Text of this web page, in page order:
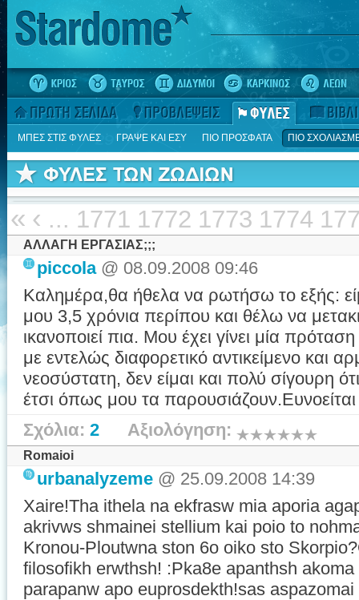
ΜΠΕΣ ΣΤΙΣ ΦΥΛΕΣ ΓΡΑΨΕ ΚΑΙ ΕΣΥ ΠΙΟ ΠΡΟΣΦΑΤΑ ΠΙΟ
« ‹ ... 1771 1772 1773 1774
ΑΛΛΑΓΗ ΕΡΓΑΣΙΑΣ;;;
piccola@ 08.09.2008 09:46
Καλημέρα,θα ήθελα να ρωτήσω το εξής:
μου 3,5 χρόνια περίπου και θέλω να
ικανοποιεί πια. Μου έχει γίνει μία
με εντελώς διαφορετικό αντικείμενο και
νεοσύστατη, δεν είμαι και πολύ σίγουρη
έτσι όπως μου τα
Σχόλια: 2 Αξιολόγηση:
Romaioi
urbanalyzeme @ 25.09.2008 14:39
Xaire!Tha ithela na ekfrasw mia aporia
akrivws shmainei stellium kai poio to
Kronou-Ploutwna ston 6o oiko sto
filosofikh erwthsh! :Pka8e apanthsh
parapanw apo euprosdekth!sas aspazomai